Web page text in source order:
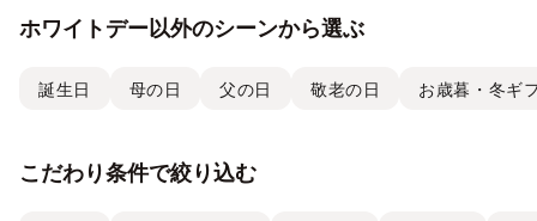
ホワイトデー以外のシーンから選ぶ
誕生日 母の日 父の日 敬老の日 お歳暮・冬ギ
こだわり条件で絞り込む